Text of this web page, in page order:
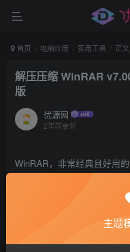
首页 电脑应用 实用工具 正文
解压压缩 WinRAR
版
优源网
2年前更新
WinRAR，非常经典且好用
供了RAR和ZIP文件的完整
ACE、TAR、GZ、UUE、
于有专利，只有它可以压缩
主题